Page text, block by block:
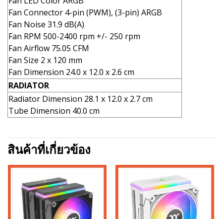
Fan Connector 4-pin (PWM), (3-pin) ARGB
Fan Noise 31.9 dB(A)
Fan RPM 500-2400 rpm +/- 250 rpm
Fan Airflow 75.05 CFM
Fan Size 2 x 120 mm
Fan Dimension 24.0 x 12.0 x 2.6 cm
RADIATOR
Radiator Dimension 28.1 x 12.0 x 2.7 cm
Tube Dimension 40.0 cm
สินค้าที่เกี่ยวข้อง